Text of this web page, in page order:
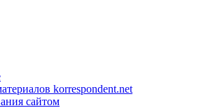
korrespondent.net
сайтом